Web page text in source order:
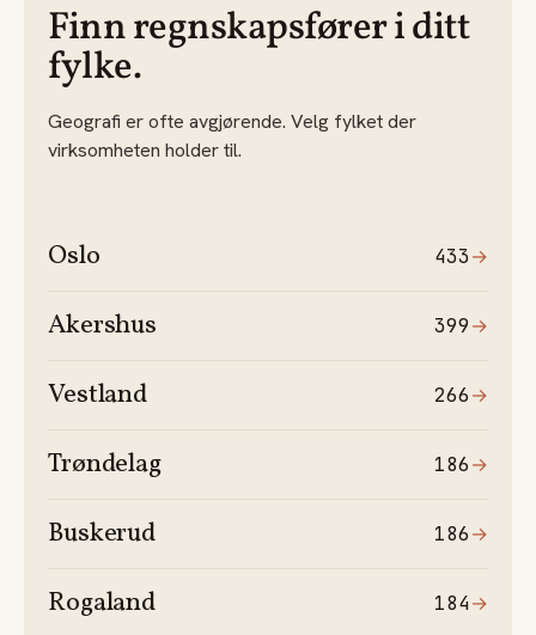
Finn regnskapsfører i ditt
fylke.
Geografi er ofte avgjørende. Velg fylket der
virksomheten holder til.
Oslo 433→
Akershus 399→
Vestland 266→
Trøndelag 186→
Buskerud 186→
Rogaland 184→